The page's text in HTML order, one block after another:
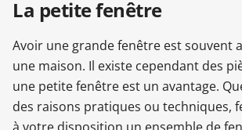
Portes-fenêtres
Baies vitrées
Portes d'entrée
La petite fenêtre
Avoir une grande fenêtre est souvent
une maison. Il existe cependant des
une petite fenêtre est un avantage.
des raisons pratiques ou techniques,